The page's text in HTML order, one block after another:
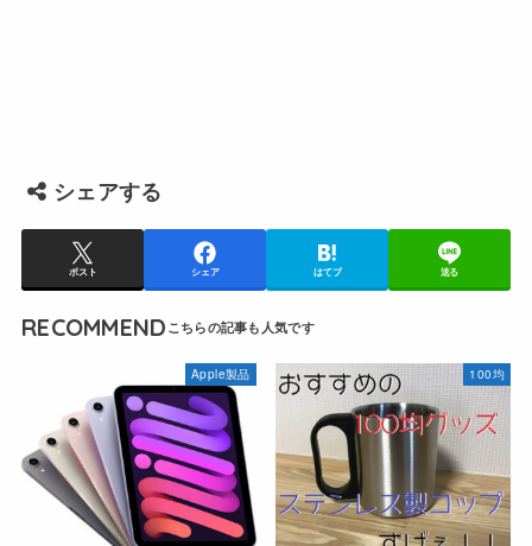
シェアする
ポスト シェア はてブ 送る
RECOMMEND
Apple製品 100均